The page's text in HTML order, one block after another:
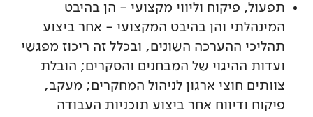
תפעול, פיקוח וליווי מקצועי - הן בהיבט
המינהלתי והן בהיבט המקצועי - אחר ביצוע
תהליכי ההערכה השונים, ובכלל זה ריכוז מפגשי
ועדות ההיגוי של המבחנים והסקרים; הובלת
צוותים חוצי ארגון לניהול המחקרים; מעקב,
פיקוח ודיווח אחר ביצוע תוכניות העבודה